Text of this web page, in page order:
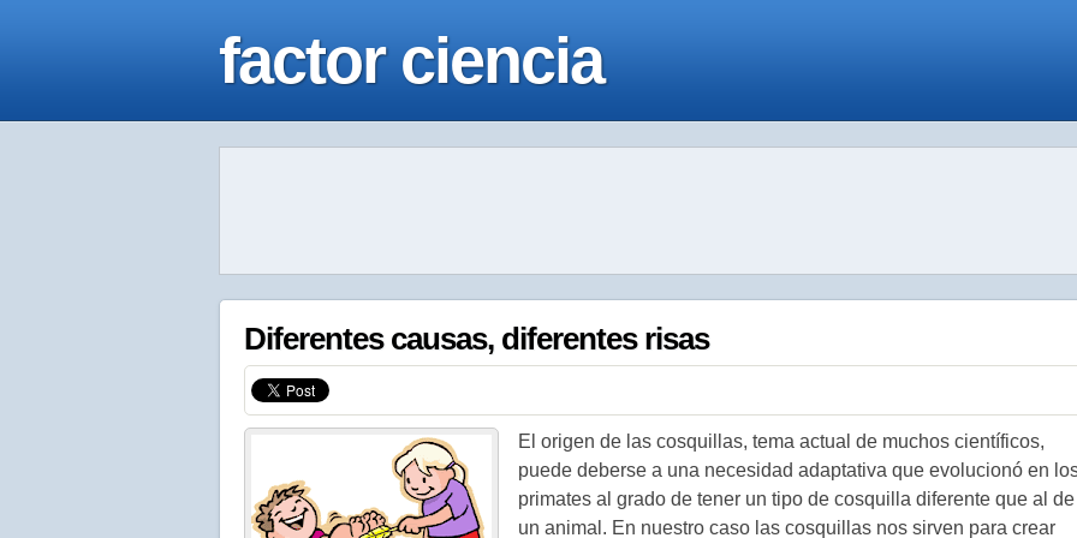
factor ciencia
Diferentes causas, diferentes risas
El origen de las cosquillas, tema actual de muchos científicos,
puede deberse a una necesidad adaptativa que evolucionó en
primates al grado de tener un tipo de cosquilla diferente que al de
un animal. En nuestro caso las cosquillas nos sirven para crear